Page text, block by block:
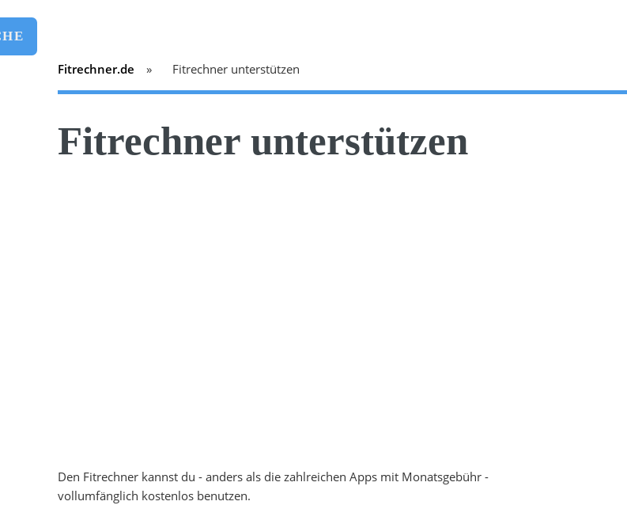
Fitrechner.de Fitrechner unterstützen
Fitrechner unterstützen
Den Fitrechner kannst du - anders als die zahlreichen Apps mit Monatsgebühr -
vollumfänglich kostenlos benutzen.